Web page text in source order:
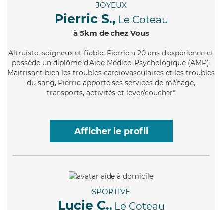
JOYEUX
Pierric S., Le Coteau
à 5km de chez Vous
Altruiste, soigneux et fiable, Pierric a 20 ans d'expérience et
possède un diplôme d'Aide Médico-Psychologique (AMP).
Maitrisant bien les troubles cardiovasculaires et les troubles
du sang, Pierric apporte ses services de ménage,
transports, activités et lever/coucher*
Afficher le profil
SPORTIVE
Lucie C., Le Coteau